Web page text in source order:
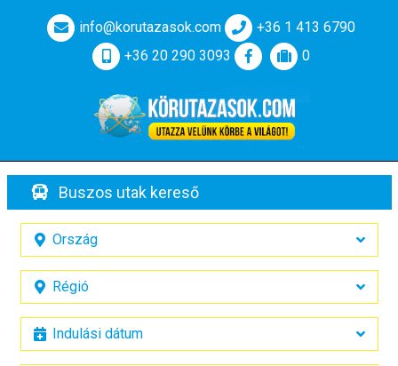
info@korutazasok.com
+36 1 413 6790
+36 20 290 3093
0
Buszos utak kereső